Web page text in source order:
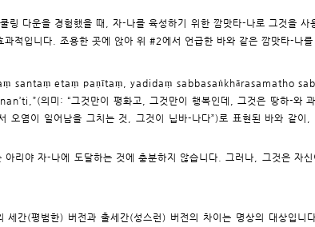
링 다운을 경험했을 때, 자-나를 육성하기 위한 깜맛타-나로 그것을 사
과적입니다. 조용한 곳에 앉아 위 #2에서 언급한 바와 같은 깜맛타-나를
santaṃ etaṃ paṇītaṃ, yadidaṃ sabbasaṅkhārasamatho
의미: “그것만이 평화고, 그것만이 행복인데, 그것은 땅하-와 과
오염이 일어남을 그치는 것, 그것이 닙바-나다”)로 표현된 바와 같이,
리야 자-나에 도달하는 것에 충분하지 않습니다. 그러나, 그것은 자
세간(평범한) 버전과 출세간(성스런) 버전의 차이는 명상의 대상입니